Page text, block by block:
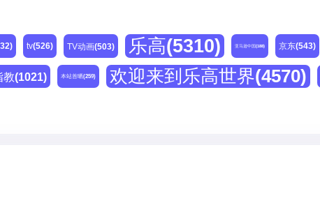
tv(526) TV动画(503) 乐高(5310) 亚马逊中国(188) 京东(543)
教(1021) 本站首晒(259) 欢迎来到乐高世界(4570)